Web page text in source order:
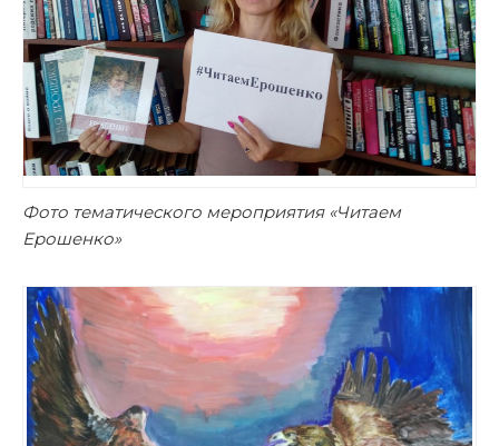
Фото тематического мероприятия «Читаем
Ерошенко»